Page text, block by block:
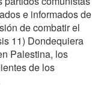
e informados de
de combatir el
11) Dondequiera
Palestina, los
de los